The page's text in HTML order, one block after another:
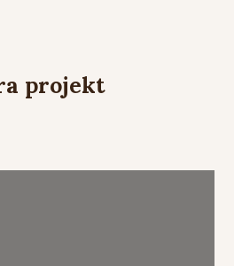
projekt